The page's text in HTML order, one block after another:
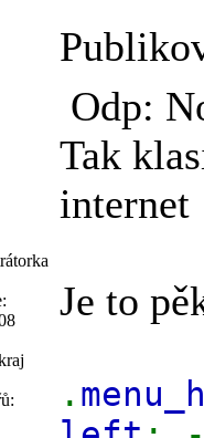
Odp:
Tak
internet
Je to
.